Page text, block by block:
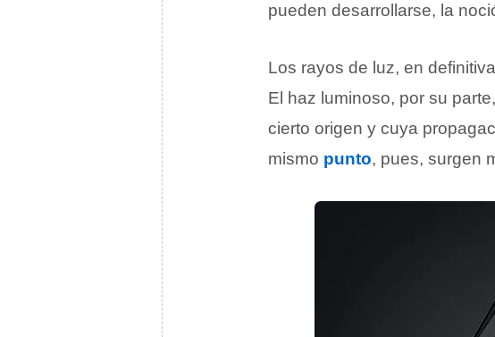
pueden desarrollarse, la
Los rayos de luz, en
El haz luminoso, por su
cierto origen y cuya
mismo punto, pues, surgen